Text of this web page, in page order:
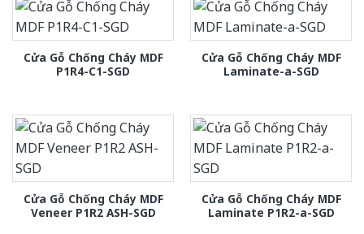
Cửa Gỗ Chống Cháy MDF
P1R4-C1-SGD
Cửa Gỗ Chống Cháy MDF
Laminate-a-SGD
Cửa Gỗ Chống Cháy MDF
Veneer P1R2 ASH-SGD
Cửa Gỗ Chống Cháy MDF
Laminate P1R2-a-SGD